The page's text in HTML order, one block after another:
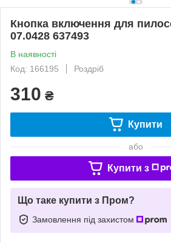
Кнопка включення для
07.0428 637493
В наявності
Код: 166195
Роздріб
310 ₴
Купити
або
Купити з
Що таке купити з Пром?
Замовлення під захистом